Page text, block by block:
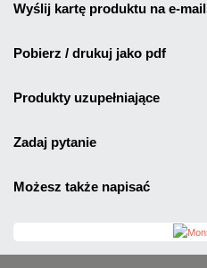
wyślij kartę produktu na e-mail
pobierz / drukuj jako pdf
produkty uzupełniające
zadaj pytanie
możesz także napisać